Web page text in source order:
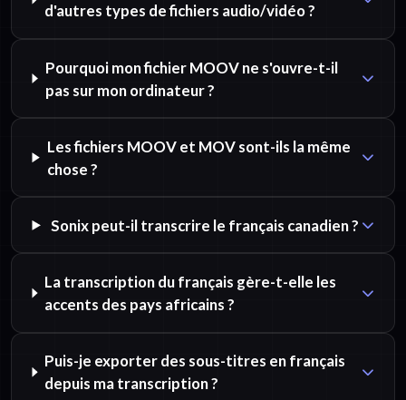
d'autres types de fichiers audio/vidéo ?
Pourquoi mon fichier MOOV ne s'ouvre-t-il
pas sur mon ordinateur ?
Les fichiers MOOV et MOV sont-ils la même
chose ?
Sonix peut-il transcrire le français canadien ?
La transcription du français gère-t-elle les
accents des pays africains ?
Puis-je exporter des sous-titres en français
depuis ma transcription ?